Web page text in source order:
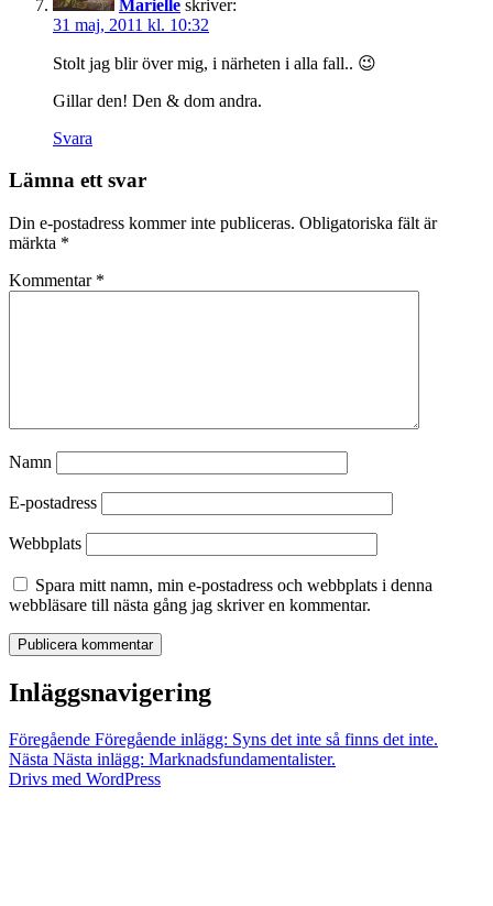
Marielle skriver:
31 maj, 2011 kl. 10:32
Stolt jag blir över mig, i närheten i alla fall.. 😉
Gillar den! Den & dom andra.
Svara
Lämna ett svar
Din e-postadress kommer inte publiceras. Obligatoriska fält är
märkta *
Kommentar *
Namn
E-postadress
Webbplats
Spara mitt namn, min e-postadress och webbplats i denna
webbläsare till nästa gång jag skriver en kommentar.
Inläggsnavigering
Föregående Föregående inlägg: Syns det inte så finns det inte.
Nästa Nästa inlägg: Marknadsfundamentalister.
Drivs med WordPress